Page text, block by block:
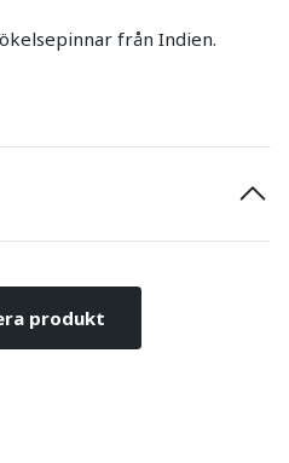
från Indien.
produkt